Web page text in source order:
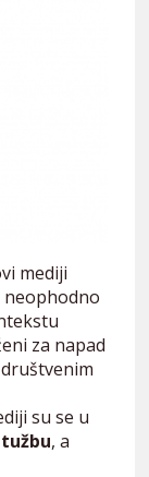
mediji
za napad
su se u
, a